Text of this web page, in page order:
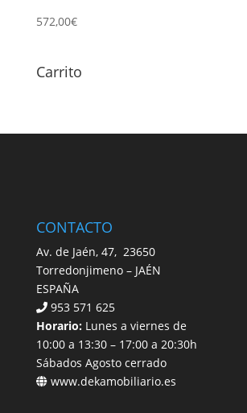
572,00€
Carrito
CONTACTO
Av. de Jaén, 47, 23650
Torredonjimeno – JAÉN
ESPAÑA
953 571 625
Horario:Lunes a viernes de
10:00 a 13:30 – 17:00 a 20:30h
Sábados Agosto cerrado
www.dekamobiliario.es